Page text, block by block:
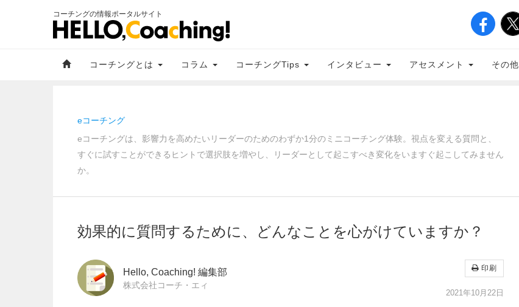
コーチングの情報ポータルサイト
コーチングとは コラム コーチングTips インタビュー アセスメント その他
eコーチング
eコーチングは、影響力を高めたいリーダーのためのわずか1分のミニコーチング体験。視点を変える質問と、
すぐに試すことができるヒントで選択肢を増やし、リーダーとして起こすべき変化をいますぐ起こしてみません
か。
効果的に質問するために、どんなことを心がけていますか？
Hello, Coaching! 編集部
株式会社コーチ・エィ
印刷
2021年10月22日